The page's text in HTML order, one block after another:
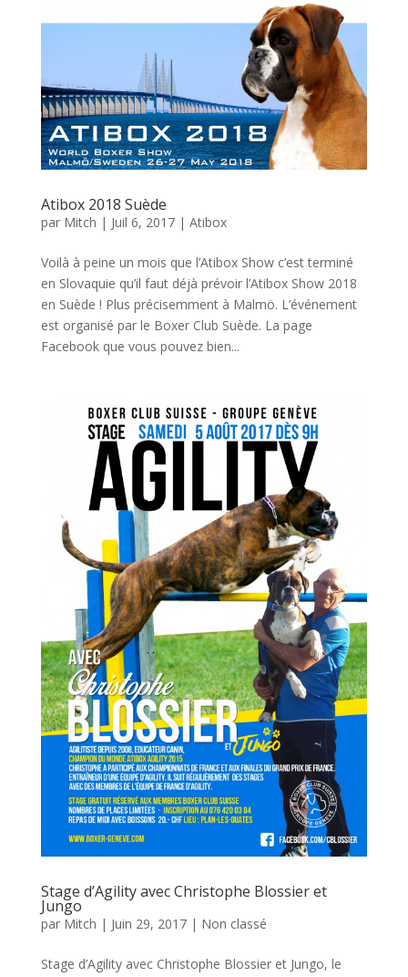
Atibox 2018 Suède
par Mitch | Juil 6, 2017| Atibox
Voilà à peine un mois que l’Atibox Show c’est terminé
en Slovaquie qu’il faut déjà prévoir l’Atibox Show 2018
en Suède ! Plus précisemment à Malmö. L’événement
est organisé par le Boxer Club Suède. La page
Facebook que vous pouvez bien...
Stage d’Agility avec Christophe Blossier et
Jungo
par Mitch | Juin 29, 2017| Non classé
Stage d’Agility avec Christophe Blossier et Jungo, le